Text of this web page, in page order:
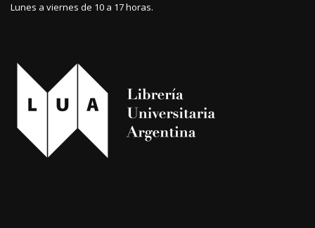
Lunes a viernes de 10 a 17 horas.